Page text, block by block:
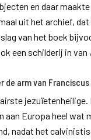
en daar
uit het archief,
van het boek
een schilderij in van
de arm van Franciscus
jezuïetenheilige.
aan Europa heel wat
nadat het